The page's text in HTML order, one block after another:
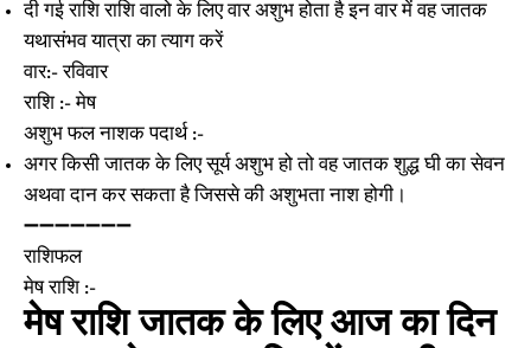
दी गई राशि राशि वालो के लिए वार अशुभ होता है इन वार में वह जातक
यथासंभव यात्रा का त्याग करें
वार:- रविवार
राशि :- मेष
अशुभ फल नाशक पदार्थ :-
अगर किसी जातक के लिए सूर्य अशुभ हो तो वह जातक शुद्ध घी का सेवन
अथवा दान कर सकता है जिससे की अशुभता नाश होगी।
➖➖➖➖➖➖➖
राशिफल
मेष राशि :-
मेष राशि जातक के लिए आज का दिन